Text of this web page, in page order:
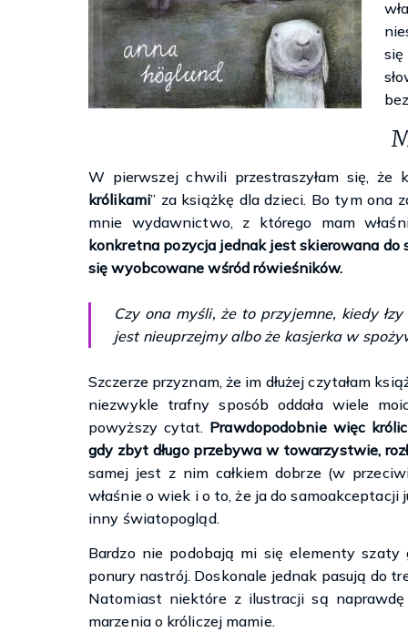
W pierwszej chwili przestraszyłam się, że
królikami” za książkę dla dzieci. Bo tym ona
mnie wydawnictwo, z którego mam
konkretna pozycja jednak jest skierowana do
się wyobcowane wśród rówieśników.
Czy ona myśli, że to przyjemne, kiedy
jest nieuprzejmy albo że kasjerka w
Szczerze przyznam, że im dłużej czytałam
niezwykle trafny sposób oddała wiele
powyższy cytat. Prawdopodobnie więc
gdy zbyt długo przebywa w towarzystwie,
samej jest z nim całkiem dobrze (w
właśnie o wiek i o to, że ja do
inny światopogląd.
Bardzo nie podobają mi się elementy szaty
ponury nastrój. Doskonale jednak pasują do
Natomiast niektóre z ilustracji są
marzenia o króliczej mamie.